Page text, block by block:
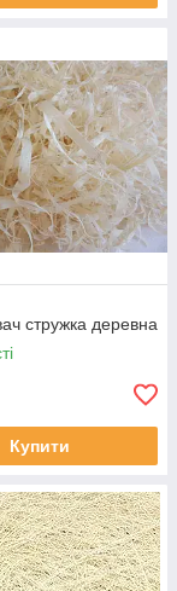
стружка деревна
Купити